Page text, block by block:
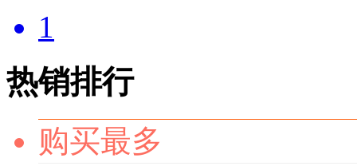
1
热销排行
购买最多